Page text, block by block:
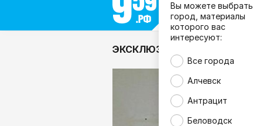
Все города
Вы можете выбрать
город, материалы
которого вас
интересуют:
Все города
Алчевск
Антрацит
Беловодск
ЭКСКЛЮЗИВ